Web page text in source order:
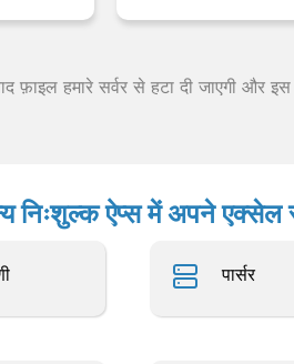
फ़ाइल हमारे सर्वर से हटा दी जाएगी और
निःशुल्क ऐप्स में अपने
पार्सर